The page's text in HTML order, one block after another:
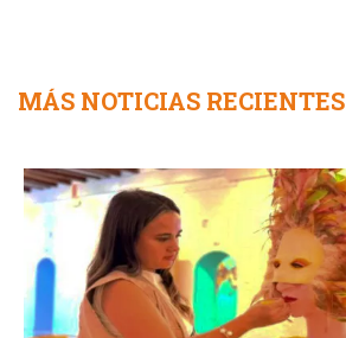
MÁS NOTICIAS RECIENTES